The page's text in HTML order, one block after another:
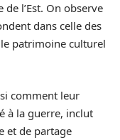
l’Est. On observe
dans celle des
patrimoine culturel
comment leur
à la guerre, inclut
et de partage